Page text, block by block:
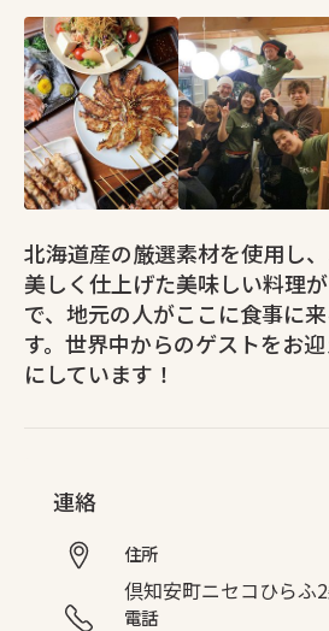
北海道産の厳選素材を使用し
美しく仕上げた美味しい料理
で、地元の人がここに食事に
す。世界中からのゲストをお
にしています！
連絡
住所
倶知安町ニセコひらふ
電話